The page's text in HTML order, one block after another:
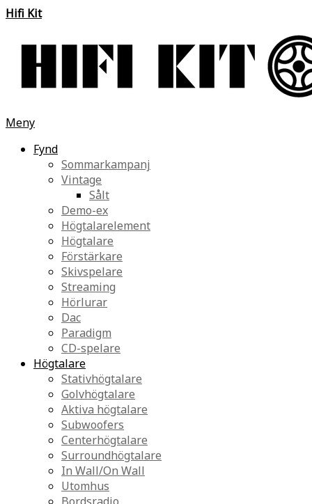
Hifi Kit
Meny
Fynd
Sommarkampanj
Vintage
Sålt
Demo-ex
Högtalarelement
Högtalare
Förstärkare
Skivspelare
Streaming
Hörlurar
Dac
Paradigm
CD-spelare
Högtalare
Stativhögtalare
Golvhögtalare
Aktiva högtalare
Subwoofers
Centerhögtalare
Surroundhögtalare
In Wall/On Wall
Utomhus